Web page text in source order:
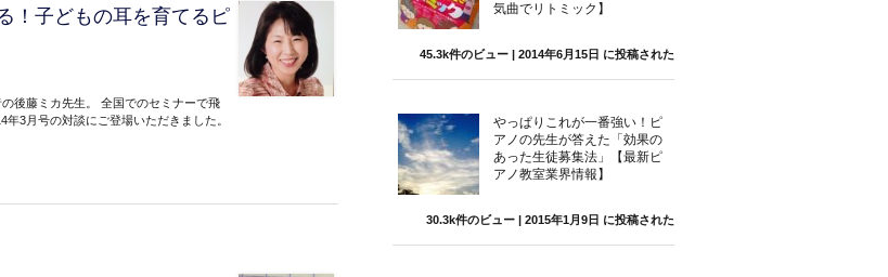
！子どもの耳を育てるピ
後藤ミカ先生。 全国でのセミナーで飛
3月号の対談にご登場いただきました。
気曲でリトミック】
45.3k件のビュー | 2014年6月15日 に投稿された
やっぱりこれが一番強い！ピ
アノの先生が答えた「効果の
あった生徒募集法」【最新ピ
アノ教室業界情報】
30.3k件のビュー | 2015年1月9日 に投稿された